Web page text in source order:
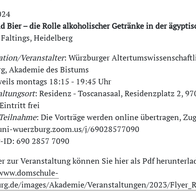
Bier – die Rolle alkoholischer Getränke in der
Heidelberg
Veranstalter: Würzburger
Akademie des Bistums
montags 18:15 - 19:45 Uhr
: Residenz - Toscanasaal, Residenzplatz 2,
frei
: Die Vorträge werden online übertragen,
wuerzburg.zoom.us/j/69028577090
690 2857 7090
zur Veranstaltung können Sie hier als Pdf
images/Akademie/Veranstaltungen/2023/